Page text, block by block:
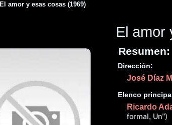
El amor y esas cosas (1969)
El amor
Resumen:
Dirección:
José Díaz
Elenco
Ricardo
formal, Un")